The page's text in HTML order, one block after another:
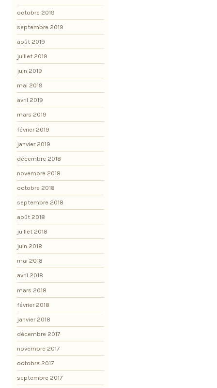
octobre 2019
septembre 2019
août 2019
juillet 2019
juin 2019
mai 2019
avril 2019
mars 2019
février 2019
janvier 2019
décembre 2018
novembre 2018
octobre 2018
septembre 2018
août 2018
juillet 2018
juin 2018
mai 2018
avril 2018
mars 2018
février 2018
janvier 2018
décembre 2017
novembre 2017
octobre 2017
septembre 2017